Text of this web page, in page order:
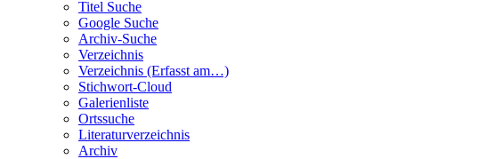
Titel Suche
Google Suche
Archiv-Suche
Verzeichnis
Verzeichnis (Erfasst am…)
Stichwort-Cloud
Galerienliste
Ortssuche
Literaturverzeichnis
Archiv